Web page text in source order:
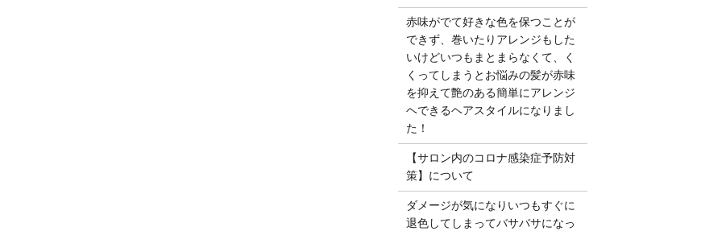
赤味がでて好きな色を保つことが
できず、巻いたりアレンジもした
いけどいつもまとまらなくて、く
くってしまうとお悩みの髪が赤味
を抑えて艶のある簡単にアレンジ
ヘできるヘアスタイルになりまし
た！
【サロン内のコロナ感染症予防対
策】について
ダメージが気になりいつもすぐに
退色してしまってバサバサになっ